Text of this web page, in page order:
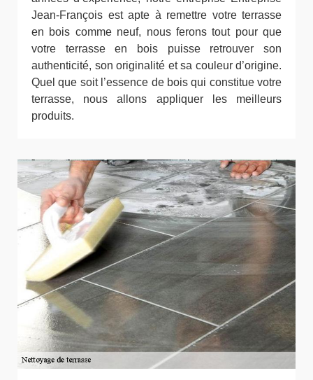
Jean-François est apte à remettre votre terrasse
en bois comme neuf, nous ferons tout pour que
votre terrasse en bois puisse retrouver son
authenticité, son originalité et sa couleur d’origine.
Quel que soit l’essence de bois qui constitue votre
terrasse, nous allons appliquer les meilleurs
produits.